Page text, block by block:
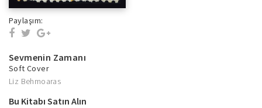
Paylaşım:
Sevmenin Zamanı
Soft Cover
Liz Behmoaras
Bu Kitabı Satın Alın